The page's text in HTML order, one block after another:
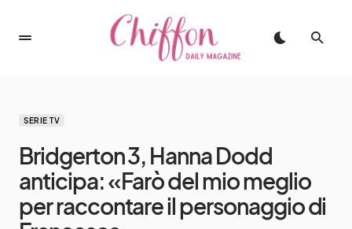
SERIE TV
Bridgerton 3, Hanna Dodd
anticipa: «Farò del mio meglio
per raccontare il personaggio di